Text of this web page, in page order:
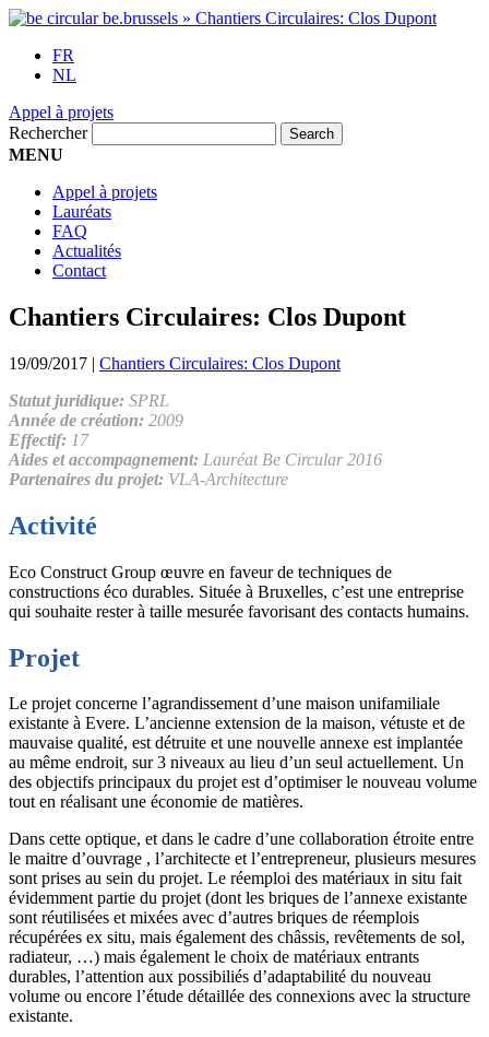
FR
NL
Appel à projets
Rechercher
MENU
Appel à projets
Lauréats
FAQ
Actualités
Contact
Chantiers Circulaires: Clos Dupont
19/09/2017 | Chantiers Circulaires: Clos Dupont
Statut juridique: SPRL
Année de création: 2009
Effectif: 17
Aides et accompagnement: Lauréat Be Circular 2016
Partenaires du projet: VLA-Architecture
Activité
Eco Construct Group œuvre en faveur de techniques de
constructions éco durables. Située à Bruxelles, c’est une entreprise
qui souhaite rester à taille mesurée favorisant des contacts humains.
Projet
Le projet concerne l’agrandissement d’une maison unifamiliale
existante à Evere. L’ancienne extension de la maison, vétuste et de
mauvaise qualité, est détruite et une nouvelle annexe est implantée
au même endroit, sur 3 niveaux au lieu d’un seul actuellement. Un
des objectifs principaux du projet est d’optimiser le nouveau volume
tout en réalisant une économie de matières.
Dans cette optique, et dans le cadre d’une collaboration étroite entre
le maitre d’ouvrage , l’architecte et l’entrepreneur, plusieurs mesures
sont prises au sein du projet. Le réemploi des matériaux in situ fait
évidemment partie du projet (dont les briques de l’annexe existante
sont réutilisées et mixées avec d’autres briques de réemplois
récupérées ex situ, mais également des châssis, revêtements de sol,
radiateur, …) mais également le choix de matériaux entrants
durables, l’attention aux possibiliés d’adaptabilité du nouveau
volume ou encore l’étude détaillée des connexions avec la structure
existante.